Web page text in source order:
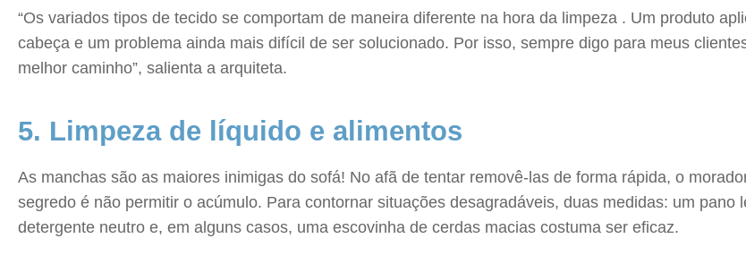
“Os variados tipos de tecido se comportam de maneira diferente na hora da limpeza . Um produto
cabeça e um problema ainda mais difícil de ser solucionado. Por isso, sempre digo para meus
melhor caminho”, salienta a arquiteta.
5. Limpeza de líquido e alimentos
As manchas são as maiores inimigas do sofá! No afã de tentar removê-las de forma rápida, o
segredo é não permitir o acúmulo. Para contornar situações desagradáveis, duas medidas: um
detergente neutro e, em alguns casos, uma escovinha de cerdas macias costuma ser eficaz.